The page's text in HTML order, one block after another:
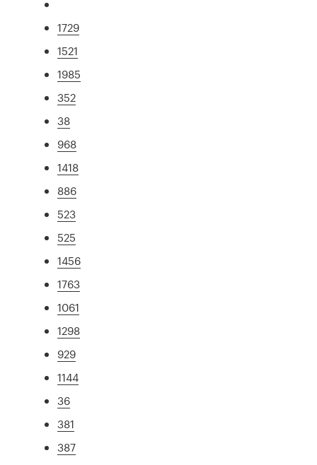
1729
1521
1985
352
38
968
1418
886
523
525
1456
1763
1061
1298
929
1144
36
381
387